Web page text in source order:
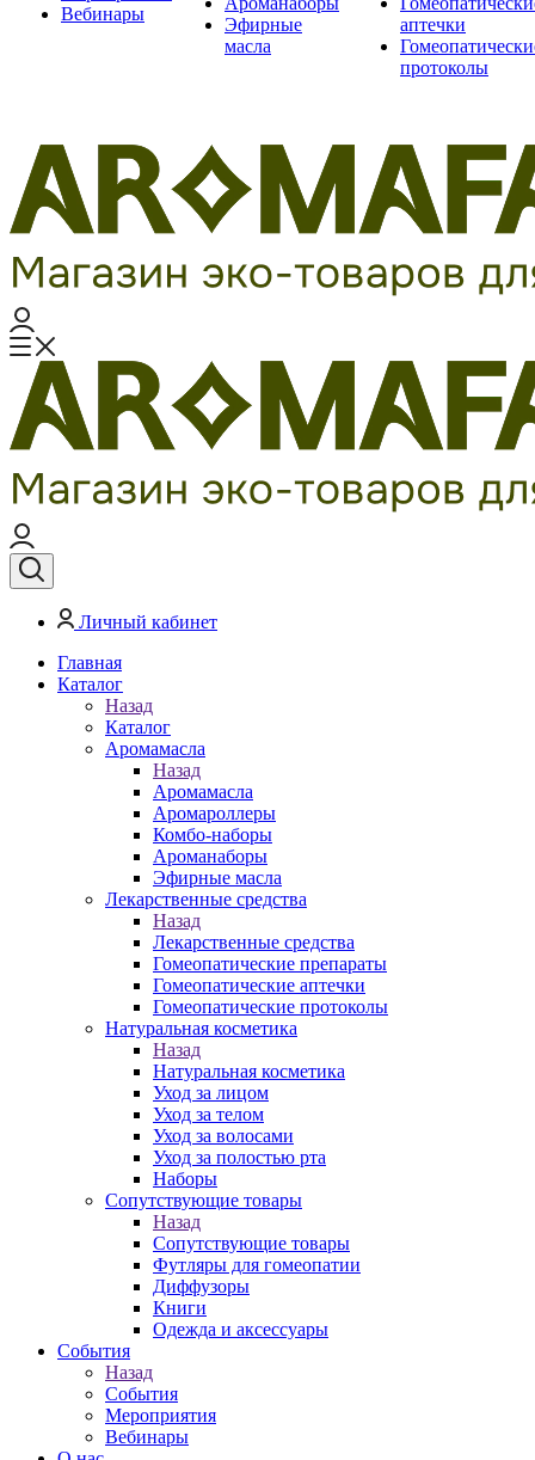
Вебинары
Эфирные
масла
аптечки
протоколы
Личный кабинет
Главная
Каталог
Назад
Каталог
Аромамасла
Назад
Аромамасла
Аромароллеры
Комбо-наборы
Ароманаборы
Эфирные масла
Лекарственные средства
Назад
Лекарственные средства
Гомеопатические препараты
Гомеопатические аптечки
Гомеопатические протоколы
Натуральная косметика
Назад
Натуральная косметика
Уход за лицом
Уход за телом
Уход за волосами
Уход за полостью рта
Наборы
Сопутствующие товары
Назад
Сопутствующие товары
Футляры для гомеопатии
Диффузоры
Книги
Одежда и аксессуары
События
Назад
События
Мероприятия
Вебинары